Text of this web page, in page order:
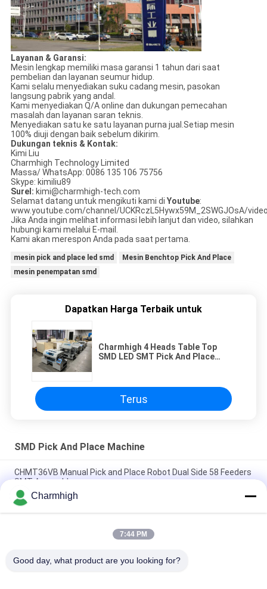
Layanan & Garansi:
Mesin lengkap memiliki masa garansi 1 tahun dari saat
pembelian dan layanan seumur hidup.
Kami selalu menyediakan suku cadang mesin, pasokan
langsung pabrik yang andal.
Kami menyediakan Q/A online dan dukungan pemecahan
masalah dan layanan saran teknis.
Menyediakan satu ke satu layanan purna jual.Setiap mesin
100% diuji dengan baik sebelum dikirim.
Dukungan teknis & Kontak:
Kimi Liu
Charmhigh Technology Limited
Massa/ WhatsApp: 0086 135 106 75756
Skype: kimiliu89
Surel: kimi@charmhigh-tech.com
Selamat datang untuk mengikuti kami di Youtube:
www.youtube.com/channel/UCKRczL5Hywx59M_2SWGJOsA/
Jika Anda ingin melihat informasi lebih lanjut dan video, silahkan
hubungi kami melalui E-mail.
Kami akan merespon Anda pada saat pertama.
mesin pick and place led smd
Mesin Benchtop Pick And Place
mesin penempatan smd
Dapatkan Harga Terbaik untuk
Charmhigh 4 Heads Table Top
SMD LED SMT Pick And Place
Terus
SMD Pick And Place Machine
CHMT36VB Manual Pick and Place Robot Dual Side 58 Feeders
SMT Assembly
2 Kepala 58 Pengumpan CHMT48VB Benchtop SMD Pilih dan
Tempatkan Robot All in one Chip Mounter
Kompak Industri SMD Pick and Place Machine TC06 Chip
Charmhigh
7:44 PM
Good day, what product are you looking for?